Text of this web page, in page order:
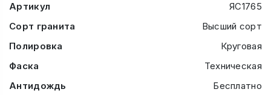
Артикул
ЯС1765
Сорт гранита
Высший сорт
Полировка
Круговая
Фаска
Техническая
Антидождь
Бесплатно